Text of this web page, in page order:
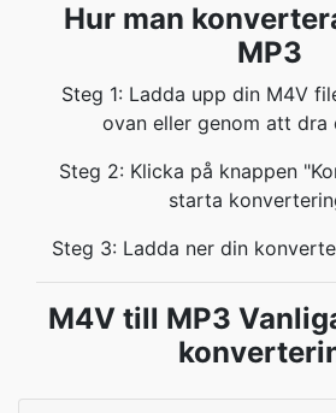
Hur man
MP3
Steg 1: Ladda upp din M4V
ovan eller genom att dra
Steg 2: Klicka på knappen
starta
Steg 3: Ladda ner din
M4V till MP3